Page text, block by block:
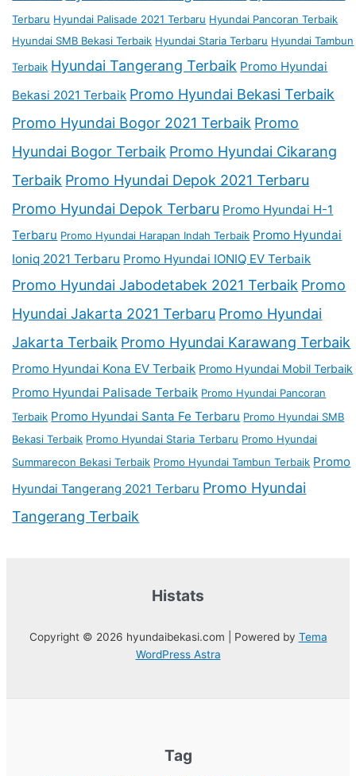
Terbaru Hyundai Palisade 2021 Terbaru Hyundai Pancoran Terbaik
Hyundai SMB Bekasi Terbaik Hyundai Staria Terbaru Hyundai Tambun
Terbaik Hyundai Tangerang Terbaik Promo Hyundai
Bekasi 2021 Terbaik Promo Hyundai Bekasi Terbaik
Promo Hyundai Bogor 2021 Terbaik Promo
Hyundai Bogor Terbaik Promo Hyundai Cikarang
Terbaik Promo Hyundai Depok 2021 Terbaru
Promo Hyundai Depok Terbaru Promo Hyundai H-1
Terbaru Promo Hyundai Harapan Indah Terbaik Promo Hyundai
Ioniq 2021 Terbaru Promo Hyundai IONIQ EV Terbaik
Promo Hyundai Jabodetabek 2021 Terbaik Promo
Hyundai Jakarta 2021 Terbaru Promo Hyundai
Jakarta Terbaik Promo Hyundai Karawang Terbaik
Promo Hyundai Kona EV Terbaik Promo Hyundai Mobil Terbaik
Promo Hyundai Palisade Terbaik Promo Hyundai Pancoran
Terbaik Promo Hyundai Santa Fe Terbaru Promo Hyundai SMB
Bekasi Terbaik Promo Hyundai Staria Terbaru Promo Hyundai
Summarecon Bekasi Terbaik Promo Hyundai Tambun Terbaik Promo
Hyundai Tangerang 2021 Terbaru Promo Hyundai
Tangerang Terbaik
Histats
Copyright © 2026 hyundaibekasi.com | Powered by Tema
WordPress Astra
Tag